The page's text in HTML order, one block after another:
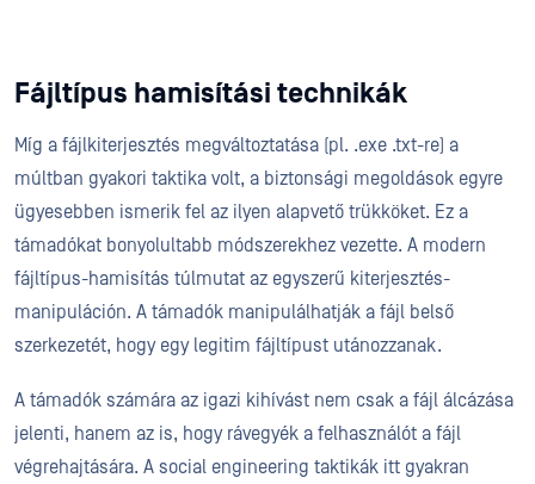
Fájltípus hamisítási technikák
Míg a fájlkiterjesztés megváltoztatása (pl. .exe .txt-re) a
múltban gyakori taktika volt, a biztonsági megoldások egyre
ügyesebben ismerik fel az ilyen alapvető trükköket. Ez a
támadókat bonyolultabb módszerekhez vezette. A modern
fájltípus-hamisítás túlmutat az egyszerű kiterjesztés-
manipuláción. A támadók manipulálhatják a fájl belső
szerkezetét, hogy egy legitim fájltípust utánozzanak.
A támadók számára az igazi kihívást nem csak a fájl álcázása
jelenti, hanem az is, hogy rávegyék a felhasználót a fájl
végrehajtására. A social engineering taktikák itt gyakran